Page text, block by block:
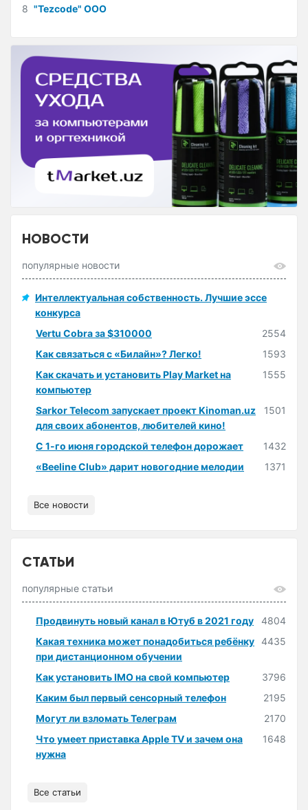
8 "Tezcode" ООО
НОВОСТИ
популярные новости
Интеллектуальная собственность. Лучшие эссе
конкурса
Vertu Cobra за $310000
2554
Как связаться с «Билайн»? Легко!
1593
Как скачать и установить Play Market на
компьютер
1555
Sarkor Telecom запускает проект Kinoman.uz
для своих абонентов, любителей кино!
1501
С 1-го июня городской телефон дорожает
1432
«Beeline Club» дарит новогодние мелодии
1371
Все новости
СТАТЬИ
популярные статьи
Продвинуть новый канал в Ютуб в 2021 году
4804
Какая техника может понадобиться ребёнку
при дистанционном обучении
4435
Как установить IMO на свой компьютер
3796
Каким был первый сенсорный телефон
2195
Могут ли взломать Телеграм
2170
Что умеет приставка Apple TV и зачем она
нужна
1648
Все статьи